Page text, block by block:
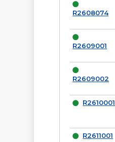
R2608074
R2609001
R2609002
R2610001
R2611001